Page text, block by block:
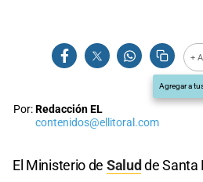
+
Agregar a
Por:Redacción EL
contenidos@ellitoral.com
El Ministerio de Salud de Santa